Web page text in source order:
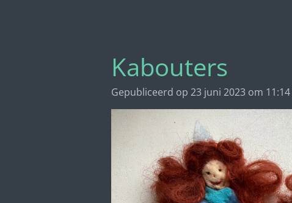
Kabouters
Gepubliceerd op 23 juni 2023 om 11:14